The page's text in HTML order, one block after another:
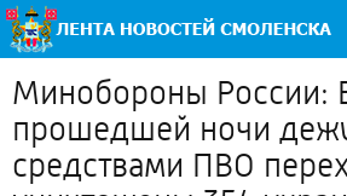
Минобороны России:
прошедшей ночи
средствами ПВО